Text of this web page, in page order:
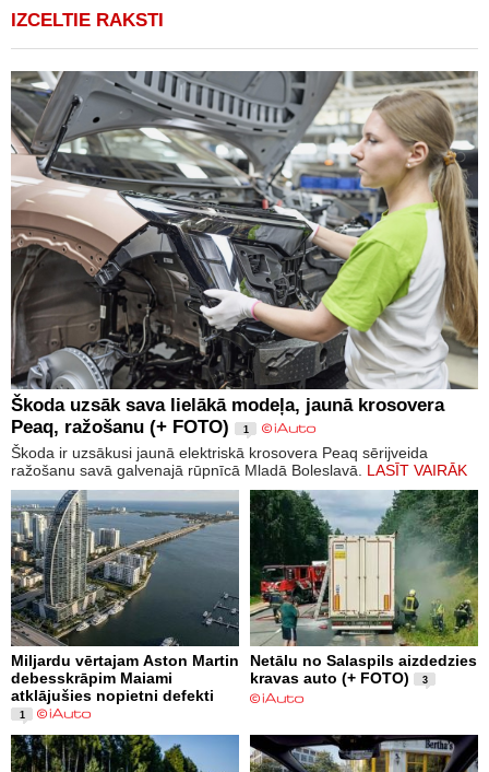
IZCELTIE RAKSTI
Škoda uzsāk sava lielākā modeļa, jaunā krosovera
Peaq, ražošanu (+ FOTO)
1
Škoda ir uzsākusi jaunā elektriskā krosovera Peaq sērijveida
ražošanu savā galvenajā rūpnīcā Mladā Boleslavā. LASĪT VAIRĀK
Miljardu vērtajam Aston Martin
debesskrāpim Maiami
atklājušies nopietni defekti
1
Netālu no Salaspils aizdedzies
kravas auto (+ FOTO)
3